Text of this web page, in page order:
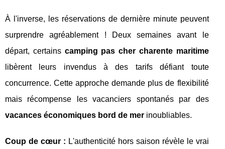
À l'inverse, les réservations de dernière minute peuvent
surprendre agréablement ! Deux semaines avant le
départ, certains camping pas cher charente maritime
libèrent leurs invendus à des tarifs défiant toute
concurrence. Cette approche demande plus de flexibilité
mais récompense les vacanciers spontanés par des
vacances économiques bord de mer inoubliables.
Coup de cœur : L'authenticité hors saison révèle le vrai